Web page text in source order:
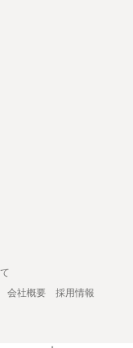
会社概要
採用情報